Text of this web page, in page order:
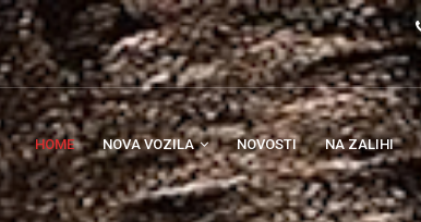
HOME NOVA VOZILA NOVOSTI NA ZALIHI